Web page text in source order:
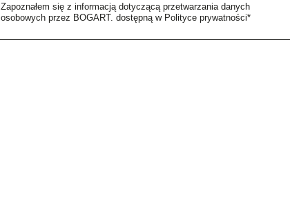
Zapoznałem się z informacją dotyczącą przetwarzania danych
osobowych przez BOGART. dostępną w Polityce prywatności*